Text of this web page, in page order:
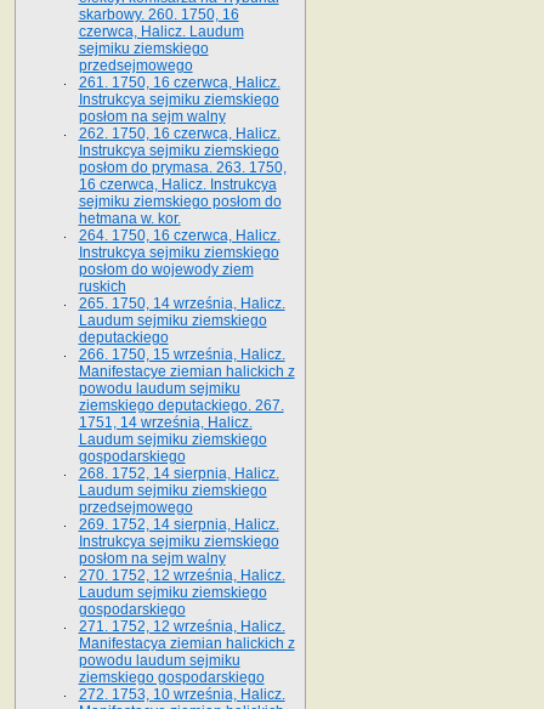
skarbowy. 260. 1750, 16
czerwca, Halicz. Laudum
sejmiku ziemskiego
przedsejmowego
261. 1750, 16 czerwca, Halicz.
Instrukcya sejmiku ziemskiego
posłom na sejm walny
262. 1750, 16 czerwca, Halicz.
Instrukcya sejmiku ziemskiego
posłom do prymasa. 263. 1750,
16 czerwca, Halicz. Instrukcya
sejmiku ziemskiego posłom do
hetmana w. kor.
264. 1750, 16 czerwca, Halicz.
Instrukcya sejmiku ziemskiego
posłom do wojewody ziem
ruskich
265. 1750, 14 września, Halicz.
Laudum sejmiku ziemskiego
deputackiego
266. 1750, 15 września, Halicz.
Manifestacye ziemian halickich z
powodu laudum sejmiku
ziemskiego deputackiego. 267.
1751, 14 września, Halicz.
Laudum sejmiku ziemskiego
gospodarskiego
268. 1752, 14 sierpnia, Halicz.
Laudum sejmiku ziemskiego
przedsejmowego
269. 1752, 14 sierpnia, Halicz.
Instrukcya sejmiku ziemskiego
posłom na sejm walny
270. 1752, 12 września, Halicz.
Laudum sejmiku ziemskiego
gospodarskiego
271. 1752, 12 września, Halicz.
Manifestacya ziemian halickich z
powodu laudum sejmiku
ziemskiego gospodarskiego
272. 1753, 10 września, Halicz.